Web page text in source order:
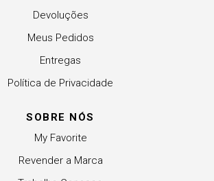
Devoluções
Meus Pedidos
Entregas
Política de Privacidade
SOBRE NÓS
My Favorite
Revender a Marca